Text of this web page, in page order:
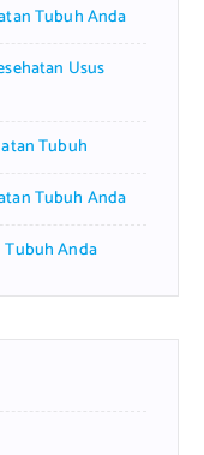
Tubuh Anda
Usus
Tubuh
Tubuh Anda
Tubuh Anda